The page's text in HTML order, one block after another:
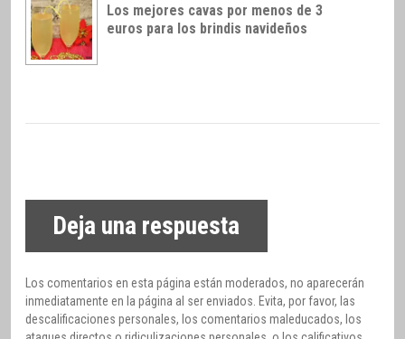
Los mejores cavas por menos de 3
euros para los brindis navideños
Deja una respuesta
Los comentarios en esta página están moderados, no aparecerán
inmediatamente en la página al ser enviados. Evita, por favor, las
descalificaciones personales, los comentarios maleducados, los